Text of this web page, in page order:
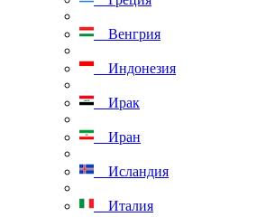
Венгрия
Индонезия
Ирак
Иран
Исландия
Италия